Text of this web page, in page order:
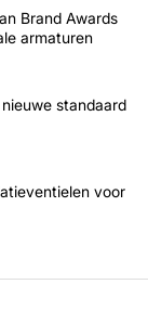
Brand Awards
armaturen
standaard
voor